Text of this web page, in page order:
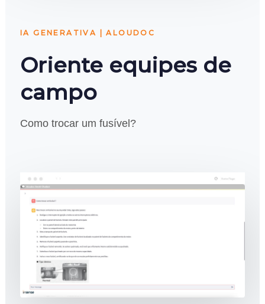
IA GENERATIVA | ALOUDOC
Oriente equipes de
campo
Como trocar um fusível?